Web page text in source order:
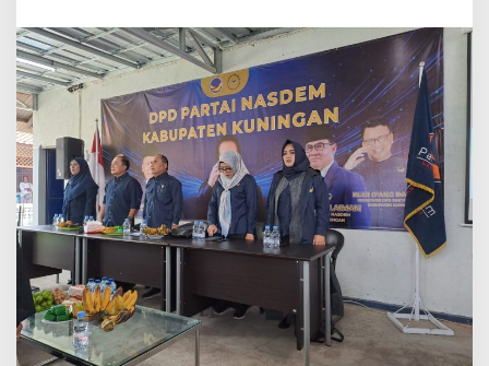
Paslon
"Dirahmati"
di
Pilkada
2024